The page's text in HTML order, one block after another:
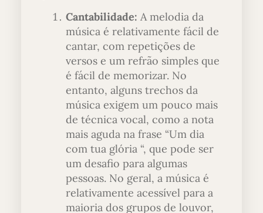
Cantabilidade: A melodia da
música é relativamente fácil de
cantar, com repetições de
versos e um refrão simples que
é fácil de memorizar. No
entanto, alguns trechos da
música exigem um pouco mais
de técnica vocal, como a nota
mais aguda na frase “Um dia
com tua glória “, que pode ser
um desafio para algumas
pessoas. No geral, a música é
relativamente acessível para a
maioria dos grupos de louvor,